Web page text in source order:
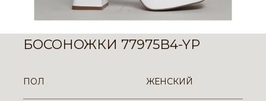
БОСОНОЖКИ 77975B4-YP
ПОЛ ЖЕНСКИЙ